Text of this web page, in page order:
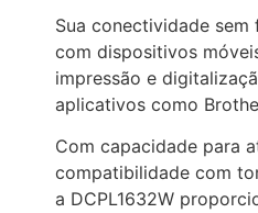
Sua conectividade
com dispositivos
impressão e
aplicativos como
Com capacidade para
compatibilidade com
a DCPL1632W